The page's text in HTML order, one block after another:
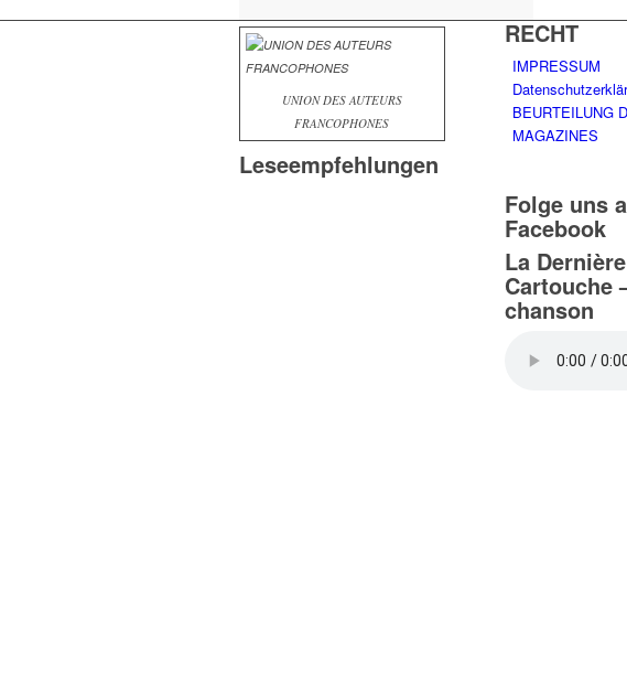
UNION DES AUTEURS
FRANCOPHONES
Leseempfehlungen
RECHT
IMPRESSUM
BEURTEILUNG
MAGAZINES
Folge uns
Facebook
La Dernière
Cartouche
chanson